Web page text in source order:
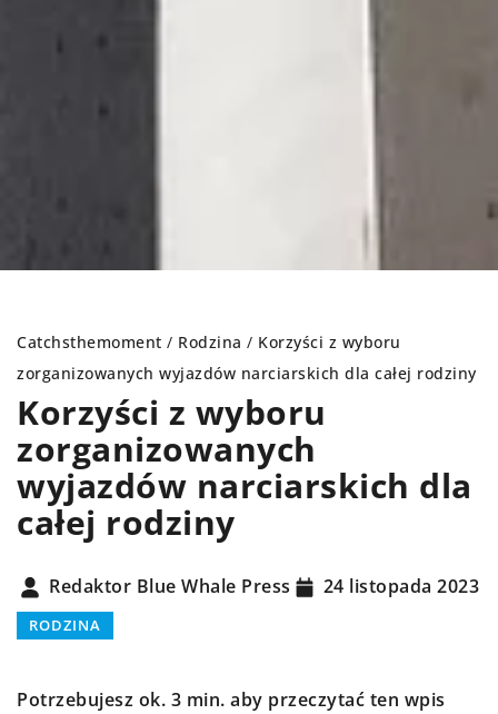
Catchsthemoment / Rodzina / Korzyści z wyboru
zorganizowanych wyjazdów narciarskich dla całej rodziny
Korzyści z wyboru
zorganizowanych
wyjazdów narciarskich dla
całej rodziny
Redaktor Blue Whale Press 24 listopada 2023
RODZINA
Potrzebujesz ok. 3 min. aby przeczytać ten wpis